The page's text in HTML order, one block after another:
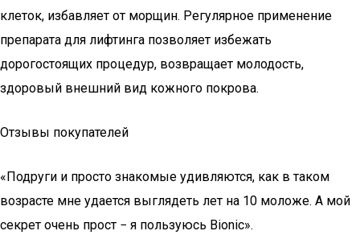
клеток, избавляет от морщин. Регулярное применение
препарата для лифтинга позволяет избежать
дорогостоящих процедур, возвращает молодость,
здоровый внешний вид кожного покрова.
Отзывы покупателей
«Подруги и просто знакомые удивляются, как в таком
возрасте мне удается выглядеть лет на 10 моложе. А мой
секрет очень прост − я пользуюсь Bionic».